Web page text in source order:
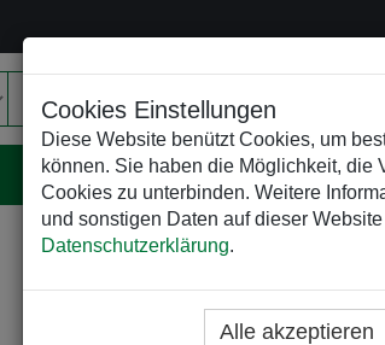
Cookies Einstellungen
Diese Website benützt Cookies, um
können. Sie haben die Möglichkeit, die
Cookies zu unterbinden. Weitere
und sonstigen Daten auf dieser
Datenschutzerklärung.
Alle akzeptieren
EVENTELEKTRIK
HOME KATEGORIEN
WEIHNACHTLICHE